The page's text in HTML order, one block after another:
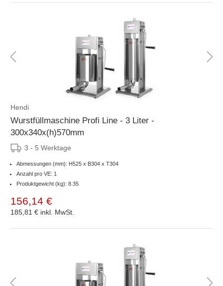
Hendi
Wurstfüllmaschine Profi Line - 3 Liter -
300x340x(h)570mm
3 - 5 Werktage
Abmessungen (mm): H525 x B304 x T304
Anzahl pro VE: 1
Produktgewicht (kg): 8.35
156,14 €
185,81 € inkl. MwSt.